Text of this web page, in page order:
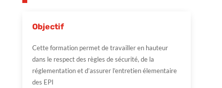
Objectif
Cette formation permet de travailler en hauteur
dans le respect des règles de sécurité, de la
réglementation et d’assurer l’entretien élementaire
des EPI